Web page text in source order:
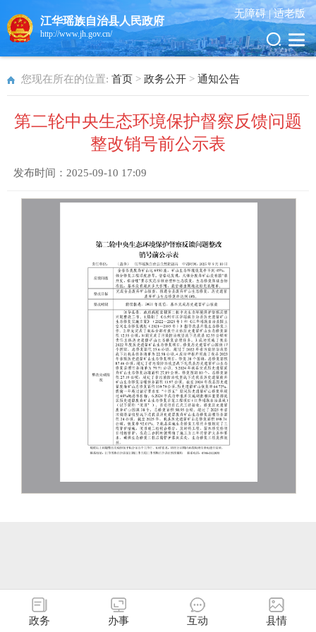
江华瑶族自治县人民政府
http://www.jh.gov.cn/
无障碍 |适老版
您现在所在的位置: 首页 > 政务公开 > 通知公告
第二轮中央生态环境保护督察反馈问题
整改销号前公示表
发布时间： 2025-09-10 17:09
政务 办事 互动 县情